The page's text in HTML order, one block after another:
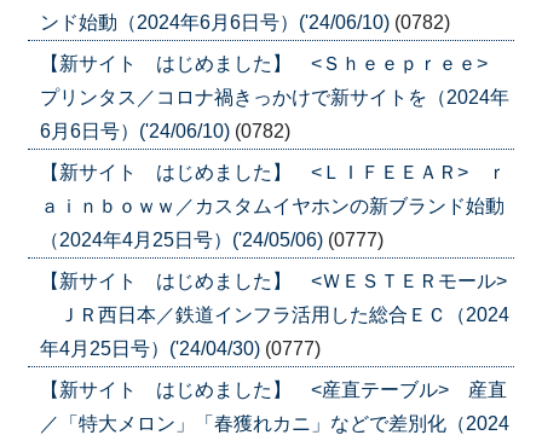
ンド始動（2024年6月6日号）('24/06/10) (0782)
【新サイト はじめました】 <Ｓｈｅｅｐｒｅｅ>
プリンタス／コロナ禍きっかけで新サイトを（2024年
6月6日号）('24/06/10) (0782)
【新サイト はじめました】 <ＬＩＦＥＥＡＲ> ｒ
ａｉｎｂｏｗｗ／カスタムイヤホンの新ブランド始動
（2024年4月25日号）('24/05/06) (0777)
【新サイト はじめました】 <ＷＥＳＴＥＲモール>
ＪＲ西日本／鉄道インフラ活用した総合ＥＣ（2024
年4月25日号）('24/04/30) (0777)
【新サイト はじめました】 <産直テーブル> 産直
／「特大メロン」「春獲れカニ」などで差別化（2024